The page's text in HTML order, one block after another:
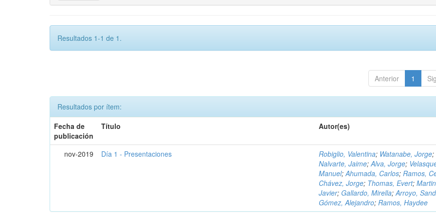
Resultados 1-1 de 1.
Anterior 1
Resultados por ítem:
Fecha de
publicación
Título Autor(es)
nov-2019 Día 1 - Presentaciones Robiglio, Valentina; Watanabe, Jorge;
Nalvarte, Jaime;Alva, Jorge;
Manuel;Ahumada, Carlos;Ramos,
Chávez, Jorge; Thomas, Evert;
Javier; Gallardo, Mirella;Arroyo,
Gómez, Alejandro;Ramos, Haydee